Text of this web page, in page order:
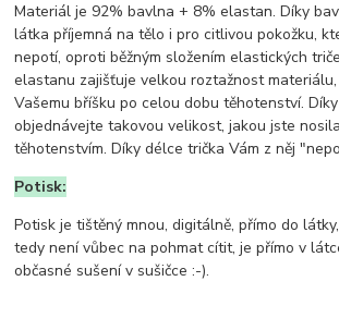
Materiál je 92% bavlna + 8% elastan. Díky
látka příjemná na tělo i pro citlivou pokožku,
nepotí, oproti běžným složením elastických
elastanu zajišťuje velkou roztažnost
Vašemu bříšku po celou dobu těhotenství.
objednávejte takovou velikost, jakou jste
těhotenstvím. Díky délce trička Vám z něj
Potisk:
Potisk je tištěný mnou, digitálně, přímo do
tedy není vůbec na pohmat cítit, je přímo v
občasné sušení v sušičce :-).